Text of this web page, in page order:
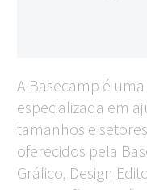
A Basecamp é
especializada em
tamanhos e
oferecidos pela
Gráfico, Design